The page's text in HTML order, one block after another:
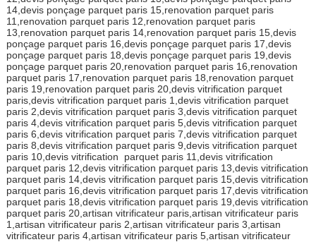
14,devis ponçage parquet paris 15,renovation parquet paris
11,renovation parquet paris 12,renovation parquet paris
13,renovation parquet paris 14,renovation parquet paris 15,devis
ponçage parquet paris 16,devis ponçage parquet paris 17,devis
ponçage parquet paris 18,devis ponçage parquet paris 19,devis
ponçage parquet paris 20,renovation parquet paris 16,renovation
parquet paris 17,renovation parquet paris 18,renovation parquet
paris 19,renovation parquet paris 20,devis vitrification parquet
paris,devis vitrification parquet paris 1,devis vitrification parquet
paris 2,devis vitrification parquet paris 3,devis vitrification parquet
paris 4,devis vitrification parquet paris 5,devis vitrification parquet
paris 6,devis vitrification parquet paris 7,devis vitrification parquet
paris 8,devis vitrification parquet paris 9,devis vitrification parquet
paris 10,devis vitrification parquet paris 11,devis vitrification
parquet paris 12,devis vitrification parquet paris 13,devis vitrification
parquet paris 14,devis vitrification parquet paris 15,devis vitrification
parquet paris 16,devis vitrification parquet paris 17,devis vitrification
parquet paris 18,devis vitrification parquet paris 19,devis vitrification
parquet paris 20,artisan vitrificateur paris,artisan vitrificateur paris
1,artisan vitrificateur paris 2,artisan vitrificateur paris 3,artisan
vitrificateur paris 4,artisan vitrificateur paris 5,artisan vitrificateur